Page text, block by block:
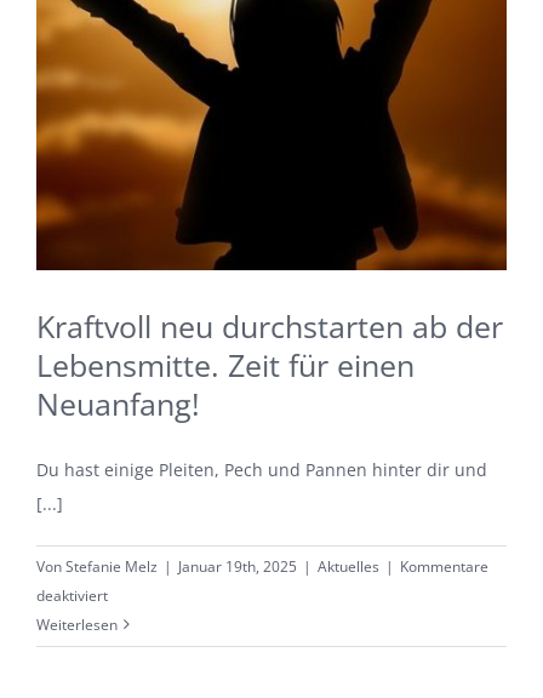
Kraftvoll neu durchstarten ab der
Lebensmitte. Zeit für einen
Neuanfang!
Du hast einige Pleiten, Pech und Pannen hinter dir und
[...]
VonStefanie Melz | Januar 19th, 2025 | Aktuelles | Kommentare
deaktiviertfür
Kraftvoll
neu
Weiterlesen